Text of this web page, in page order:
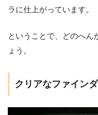
ラに仕上がっています。
ということで、どのへん
ょう。
クリアなファイン